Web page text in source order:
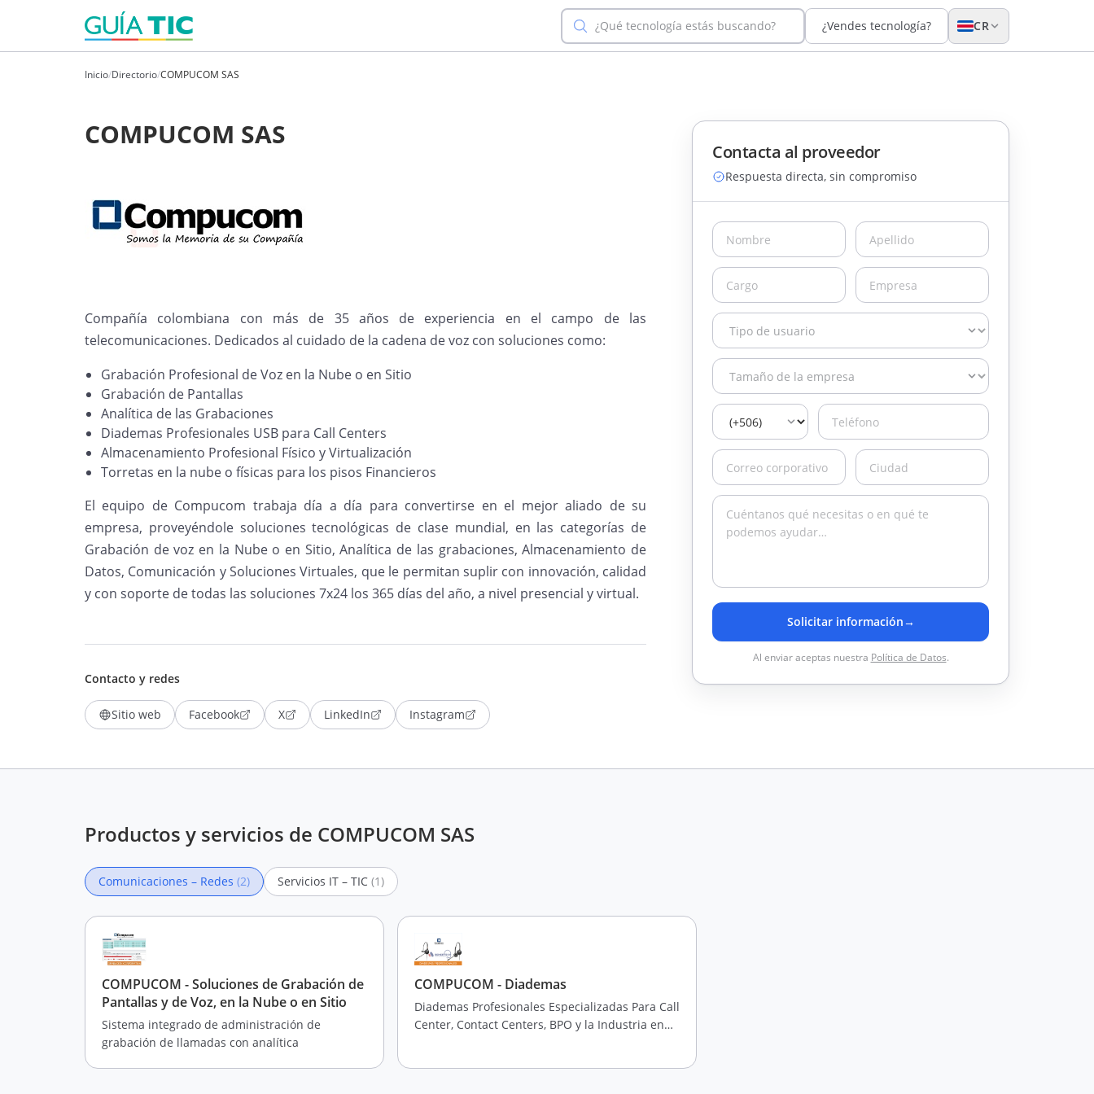
¿Qué tecnología estás buscando? ¿Vendes tecnología? CR
Inicio/Directorio/COMPUCOM SAS
COMPUCOM SAS
Compañía colombiana con más de 35 años de experiencia en el campo de las
telecomunicaciones. Dedicados al cuidado de la cadena de voz con soluciones como:
Grabación Profesional de Voz en la Nube o en Sitio
Grabación de Pantallas
Analítica de las Grabaciones
Diademas Profesionales USB para Call Centers
Almacenamiento Profesional Físico y Virtualización
Torretas en la nube o físicas para los pisos Financieros
El equipo de Compucom trabaja día a día para convertirse en el mejor aliado de su
empresa, proveyéndole soluciones tecnológicas de clase mundial, en las categorías de
Grabación de voz en la Nube o en Sitio, Analítica de las grabaciones, Almacenamiento de
Datos, Comunicación y Soluciones Virtuales, que le permitan suplir con innovación, calidad
y con soporte de todas las soluciones 7x24 los 365 días del año, a nivel presencial y virtual.
Contacto y redes
Sitio web Facebook X LinkedIn Instagram
Contacta al proveedor
Respuesta directa, sin compromiso
Solicitar información→
Al enviar aceptas nuestra Política de Datos.
Productos y servicios de COMPUCOM SAS
Comunicaciones – Redes (2) Servicios IT – TIC (1)
COMPUCOM - Soluciones de Grabación de
Pantallas y de Voz, en la Nube o en Sitio
Sistema integrado de administración de
grabación de llamadas con analítica
COMPUCOM - Diademas
Diademas Profesionales Especializadas Para Call
Center, Contact Centers, BPO y la Industria en